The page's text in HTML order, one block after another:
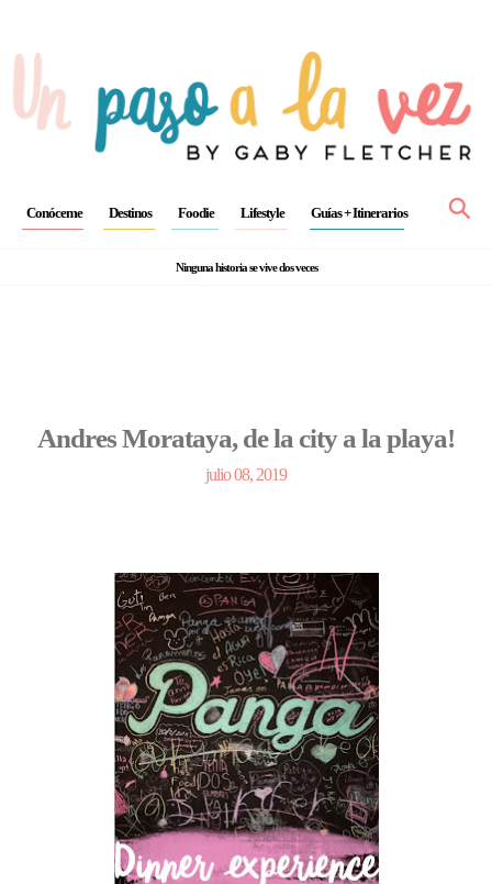
Conóceme Destinos Foodie Lifestyle Guías + Itinerarios ⚲
Ninguna historia se vive dos veces
Andres Morataya, de la city a la playa!
julio 08, 2019